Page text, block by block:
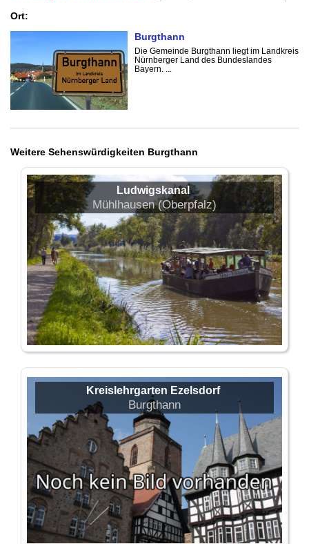
Ort:
Burgthann
Die Gemeinde Burgthann liegt im Landkreis
Nürnberger Land des Bundeslandes
Bayern. ...
Weitere Sehenswürdigkeiten Burgthann
Ludwigskanal
Mühlhausen (Oberpfalz)
Kreislehrgarten Ezelsdorf
Burgthann